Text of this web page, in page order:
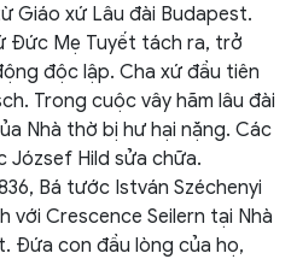
Giáo xứ Lâu đài Budapest.
Đức Mẹ Tuyết tách ra, trở
độc lập. Cha xứ đầu tiên
Trong cuộc vây hãm lâu đài
Nhà thờ bị hư hại nặng. Các
József Hild sửa chữa.
Bá tước István Széchenyi
với Crescence Seilern tại Nhà
Đứa con đầu lòng của họ,